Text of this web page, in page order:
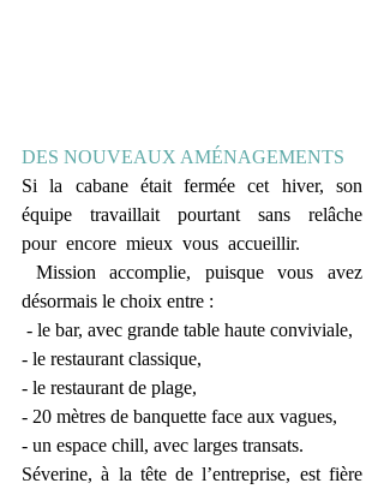
DES NOUVEAUX AMÉNAGEMENTS
Si  la  cabane  était  fermée  cet  hiver,  son
équipe  travaillait  pourtant  sans  relâche
pour  encore  mieux  vous  accueillir.
désormais le choix entre :
- le bar, avec grande table haute conviviale,
- le restaurant classique,
- le restaurant de plage,
- 20 mètres de banquette face aux vagues,
- un espace chill, avec larges transats.
Séverine, à la tête de l’entreprise, est fière